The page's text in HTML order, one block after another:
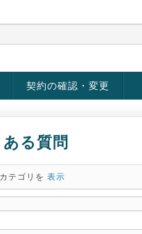
契約の確認・変更
る質問
テゴリを 表示